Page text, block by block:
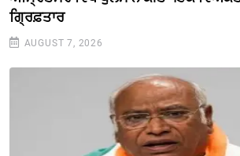
ਗ੍ਰਿਫ਼ਤਾਰ
AUGUST 7, 2026